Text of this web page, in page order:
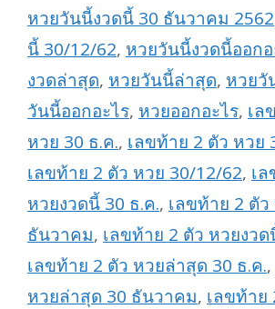
หวยวันนี้งวดนี้ 30 ธันวาคม 2562
นี้ 30/12/62, หวยวันนี้งวดนี้ออกอ
งวดล่าสุด, หวยวันนี้ล่าสุด, หวย
วันนี้ออกอะไร, หวยออกอะไร, เล
หวย 30 ธ.ค., เลขท้าย 2 ตัว หวย
เลขท้าย 2 ตัว หวย 30/12/62, เ
หวยงวดนี้ 30 ธ.ค., เลขท้าย 2 ตั
ธันวาคม, เลขท้าย 2 ตัว หวยงว
เลขท้าย 2 ตัว หวยล่าสุด 30 ธ.ค.,
หวยล่าสุด 30 ธันวาคม, เลขท้าย